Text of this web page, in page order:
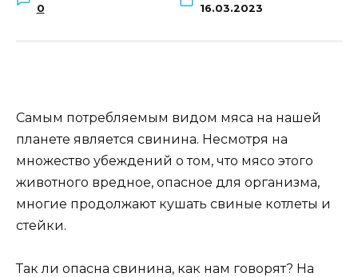
0 16.03.2023
Самым потребляемым видом мяса на нашей
планете является свинина. Несмотря на
множество убеждений о том, что мясо этого
животного вредное, опасное для организма,
многие продолжают кушать свиные котлеты и
стейки.
Так ли опасна свинина, как нам говорят? На